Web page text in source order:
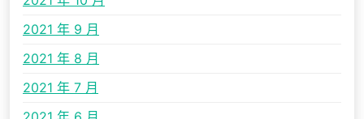
2021 年 9 月
2021 年 8 月
2021 年 7 月